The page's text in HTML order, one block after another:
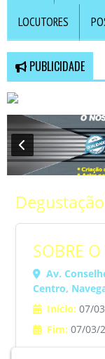
LOCUTORES
PUBLICIDADE
SOBRE
Av.
Centro,
Início: 07/
Fim: 07/03/